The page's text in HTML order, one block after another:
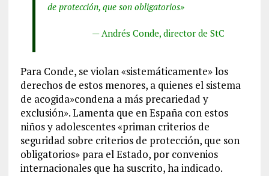
de protección, que son obligatorios»
— Andrés Conde, director de StC
Para Conde, se violan «sistemáticamente» los
derechos de estos menores, a quienes el sistema
de acogida»condena a más precariedad y
exclusión». Lamenta que en España con estos
niños y adolescentes «priman criterios de
seguridad sobre criterios de protección, que son
obligatorios» para el Estado, por convenios
internacionales que ha suscrito, ha indicado.